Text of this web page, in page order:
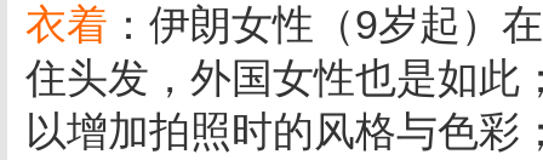
衣着 ：伊朗女性（9岁起）
住头发，外国女性也是如此
以增加拍照时的风格与色